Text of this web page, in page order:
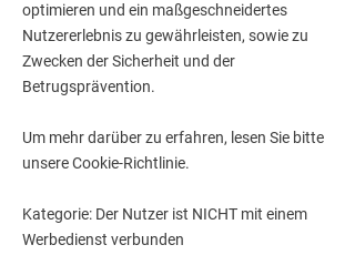
optimieren und ein maßgeschneidertes
Nutzererlebnis zu gewährleisten, sowie zu
Zwecken der Sicherheit und der
Betrugsprävention.
Um mehr darüber zu erfahren, lesen Sie bitte
unsere Cookie-Richtlinie.
Kategorie: Der Nutzer ist NICHT mit einem
Werbedienst verbunden